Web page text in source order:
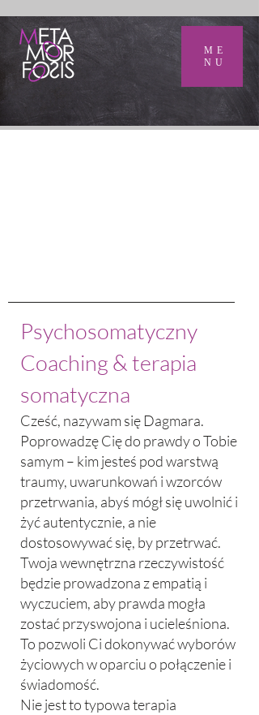
ME
NU
Psychosomatyczny
Coaching & terapia
somatyczna
Cześć, nazywam się Dagmara.
Poprowadzę Cię do prawdy o Tobie
samym – kim jesteś pod warstwą
traumy, uwarunkowań i wzorców
przetrwania, abyś mógł się uwolnić i
żyć autentycznie, a nie
dostosowywać się, by przetrwać.
Twoja wewnętrzna rzeczywistość
będzie prowadzona z empatią i
wyczuciem, aby prawda mogła
zostać przyswojona i ucieleśniona.
To pozwoli Ci dokonywać wyborów
życiowych w oparciu o połączenie i
świadomość.
Nie jest to typowa terapia